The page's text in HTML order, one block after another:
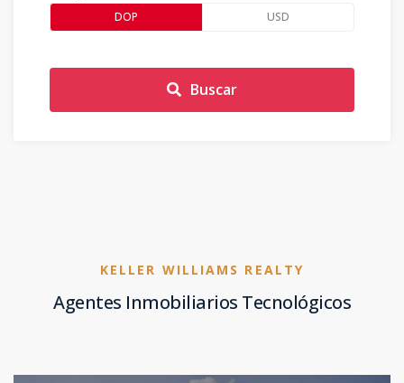
DOP USD
Buscar
KELLER WILLIAMS REALTY
Agentes Inmobiliarios Tecnológicos